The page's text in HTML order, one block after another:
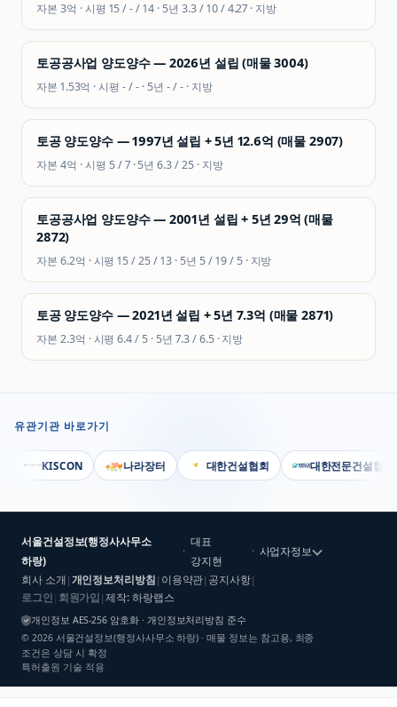
자본 3억 · 시평 15 / - / 14 · 5년3.3 / 10 / 4.27 · 지방
토공공사업 양도양수 — 2026년 설립 (매물 3004)
자본 1.53억 · 시평- / - · 5년- / -· 지방
토공 양도양수 — 1997년 설립 + 5년 12.6억 (매물 2907)
자본 4억 · 시평 5 / 7· 5년6.3 / 25· 지방
토공공사업 양도양수 — 2001년 설립 + 5년 29억 (매물
2872)
자본 6.2억 · 시평15 / 25 / 13· 5년 5 / 19 / 5· 지방
토공 양도양수 — 2021년 설립 + 5년 7.3억 (매물 2871)
자본 2.3억 · 시평6.4 / 5 · 5년 7.3 / 6.5·지방
유관기관 바로가기
KISCON 나라장터 대한건설협회 대한전문건설협회
서울건설정보(행정사사무소
하랑)
·
대표
강지현
· 사업자정보
회사 소개 | 개인정보처리방침 | 이용약관| 공지사항|
로그인 회원가입 |제작: 하랑랩스
개인정보 AES-256 암호화 · 개인정보처리방침 준수
© 2026 서울건설정보(행정사사무소 하랑) · 매물 정보는 참고용, 최종
조건은 상담 시 확정
특허출원 기술 적용